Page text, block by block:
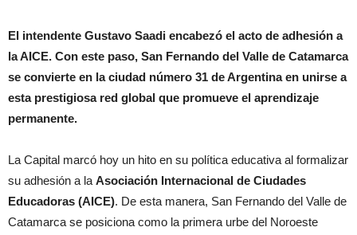
El intendente Gustavo Saadi encabezó el acto de adhesión a
la AICE. Con este paso, San Fernando del Valle de Catamarca
se convierte en la ciudad número 31 de Argentina en unirse a
esta prestigiosa red global que promueve el aprendizaje
permanente.
La Capital marcó hoy un hito en su política educativa al formalizar
su adhesión a la Asociación Internacional de Ciudades
Educadoras (AICE). De esta manera, San Fernando del Valle de
Catamarca se posiciona como la primera urbe del Noroeste